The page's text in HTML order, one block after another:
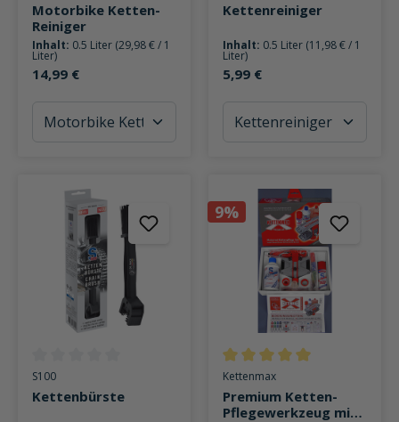
Motorbike Ketten-
Reiniger
Inhalt: 0.5 Liter (29,98 € / 1
Liter)
14,99 €
Kettenreiniger
Inhalt: 0.5 Liter (11,98 € / 1
Liter)
5,99 €
Durchschnittliche Bewertung von 0 von 5 Sternen
S100
Kettenbürste
9%
Durchschnittliche Bewertung
Kettenmax
Premium Ketten-
Pflegewerkzeug mit